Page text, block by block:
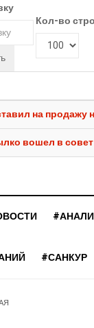
Кол-во
на
вошел в
#САНКУР